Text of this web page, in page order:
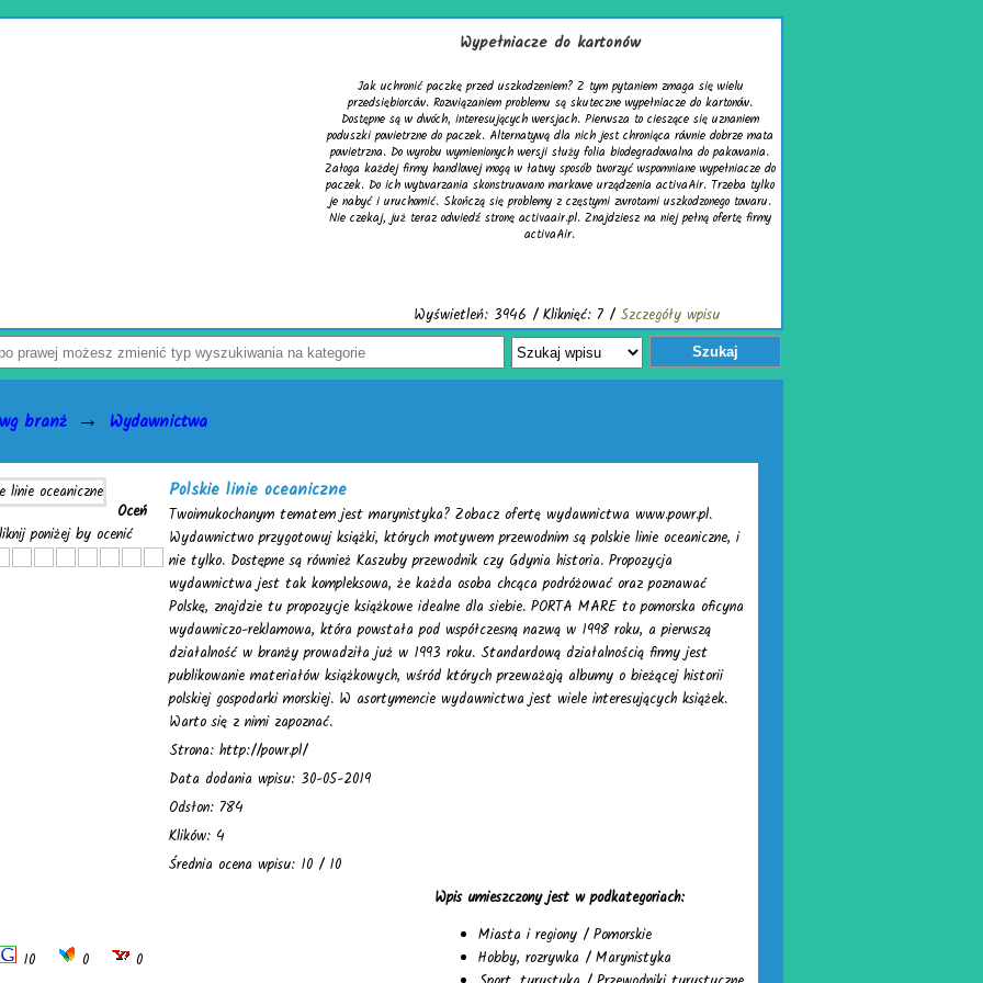
Wypełniacze do kartonów
Jak uchronić paczkę przed uszkodzeniem? Z tym pytaniem zmaga się wielu
przedsiębiorców. Rozwiązaniem problemu są skuteczne wypełniacze do kartonów.
Dostępne są w dwóch, interesujących wersjach. Pierwsza to cieszące się uznaniem
poduszki powietrzne do paczek. Alternatywą dla nich jest chroniąca równie dobrze mata
powietrzna. Do wyrobu wymienionych wersji służy folia biodegradowalna do pakowania.
Załoga każdej firmy handlowej mogą w łatwy sposób tworzyć wspomniane wypełniacze do
paczek. Do ich wytwarzania skonstruowano markowe urządzenia activaAir. Trzeba tylko
je nabyć i uruchomić. Skończą się problemy z częstymi zwrotami uszkodzonego towaru.
Nie czekaj, już teraz odwiedź stronę activaair.pl. Znajdziesz na niej pełną ofertę firmy
Wyświetleń: 3946 / Kliknięć: 7 / Szczegóły wpisu
Szukaj
branż → Wydawnictwa
Oceń
poniżej by ocenić
Polskie linie oceaniczne
Twoimukochanym tematem jest marynistyka? Zobacz ofertę wydawnictwa www.powr.pl.
Wydawnictwo przygotowuj książki, których motywem przewodnim są polskie linie oceaniczne, i
nie tylko. Dostępne są również Kaszuby przewodnik czy Gdynia historia. Propozycja
wydawnictwa jest tak kompleksowa, że każda osoba chcąca podróżować oraz poznawać
Polskę, znajdzie tu propozycje książkowe idealne dla siebie. PORTA MARE to pomorska oficyna
wydawniczo-reklamowa, która powstała pod współczesną nazwą w 1998 roku, a pierwszą
działalność w branży prowadziła już w 1993 roku. Standardową działalnością firmy jest
publikowanie materiałów książkowych, wśród których przeważają albumy o bieżącej historii
polskiej gospodarki morskiej. W asortymencie wydawnictwa jest wiele interesujących książek.
Warto się z nimi zapoznać.
Strona: http://powr.pl/
Data dodania wpisu: 30-05-2019
Odsłon: 784
Klików: 4
Średnia ocena wpisu: 10 / 10
10 0 0
Wpis umieszczony jest w podkategoriach:
Miasta i regiony /Pomorskie
Hobby, rozrywka /Marynistyka